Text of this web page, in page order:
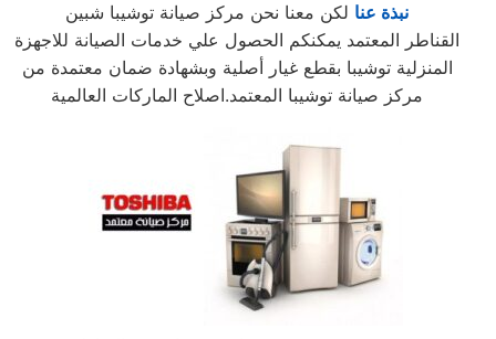
نبذة عنا لكن معنا نحن مركز صيانة توشيبا شبين
القناطر المعتمد يمكنكم الحصول علي خدمات الصيانة للاجهزة
المنزلية توشيبا بقطع غيار أصلية وبشهادة ضمان معتمدة من
مركز صيانة توشيبا المعتمد.اصلاح الماركات العالمية